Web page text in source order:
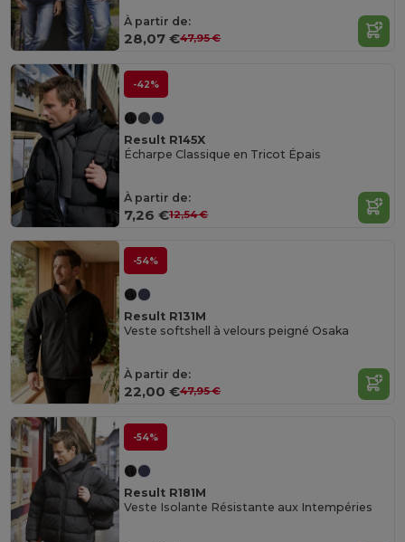
À partir de:
28,07 €47,95 €
-42%
Result R145X
Écharpe Classique en Tricot Épais
À partir de:
7,26 €12,54 €
-54%
Result R131M
Veste softshell à velours peigné Osaka
À partir de:
22,00 €47,95 €
-54%
Result R181M
Veste Isolante Résistante aux Intempéries